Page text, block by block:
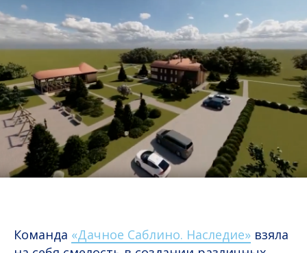
Команда «Дачное Саблино. Наследие» взяла